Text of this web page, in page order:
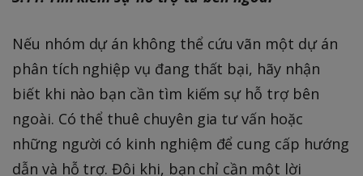
Nếu nhóm dự án không thể cứu vãn một dự án
phân tích nghiệp vụ đang thất bại, hãy nhận
biết khi nào bạn cần tìm kiếm sự hỗ trợ bên
ngoài. Có thể thuê chuyên gia tư vấn hoặc
những người có kinh nghiệm để cung cấp hướng
dẫn và hỗ trợ. Đôi khi, bạn chỉ cần một lời